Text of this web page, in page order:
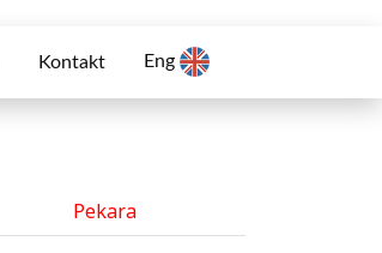
Kontakt Eng
Pekara